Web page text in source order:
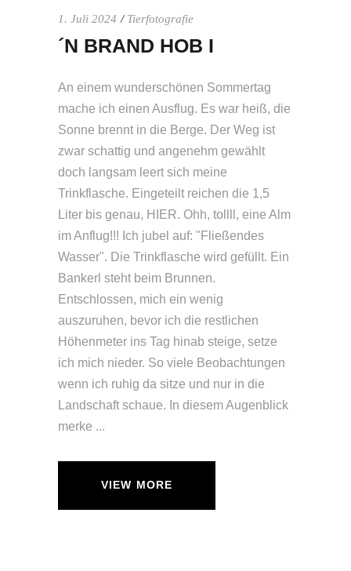
1. Juli 2024 Tierfotografie
´N BRAND HOB I
An einem wunderschönen Sommertag
mache ich einen Ausflug. Es war heiß, die
Sonne brennt in die Berge. Der Weg ist
zwar schattig und angenehm gewählt
doch langsam leert sich meine
Trinkflasche. Eingeteilt reichen die 1,5
Liter bis genau, HIER. Ohh, tollll, eine Alm
im Anflug!!! Ich jubel auf: "Fließendes
Wasser". Die Trinkflasche wird gefüllt. Ein
Bankerl steht beim Brunnen.
Entschlossen, mich ein wenig
auszuruhen, bevor ich die restlichen
Höhenmeter ins Tag hinab steige, setze
ich mich nieder. So viele Beobachtungen
wenn ich ruhig da sitze und nur in die
Landschaft schaue. In diesem Augenblick
merke
VIEW MORE